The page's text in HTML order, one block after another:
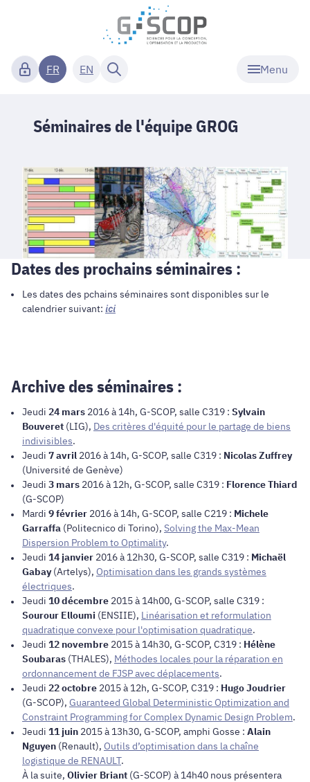
Menu
FR EN
Séminaires de l'équipe GROG
Dates des prochains séminaires :
Les dates des pchains séminaires sont disponibles sur le
calendrier suivant: ici
Archive des séminaires :
Jeudi 24 mars 2016 à 14h, G-SCOP, salle C319 : Sylvain
Bouveret (LIG), Des critères d'équité pour le partage de biens
indivisibles.
Jeudi 7 avril 2016 à 14h, G-SCOP, salle C319 : Nicolas Zuffrey
(Université de Genève)
Jeudi 3 mars 2016 à 12h, G-SCOP, salle C319 : Florence Thiard
(G-SCOP)
Mardi 9 février 2016 à 14h, G-SCOP, salle C219 : Michele
Garraffa (Politecnico di Torino), Solving the Max-Mean
Dispersion Problem to Optimality.
Jeudi 14 janvier 2016 à 12h30, G-SCOP, salle C319 : Michaël
Gabay(Artelys), Optimisation dans les grands systèmes
électriques.
Jeudi 10 décembre 2015 à 14h00, G-SCOP, salle C319 :
Sourour Elloumi (ENSIIE), Linéarisation et reformulation
quadratique convexe pour l'optimisation quadratique.
Jeudi 12 novembre 2015 à 14h30, G-SCOP, C319 : Hélène
Soubaras (THALES), Méthodes locales pour la réparation en
ordonnancement de FJSP avec déplacements.
Jeudi 22 octobre 2015 à 12h, G-SCOP, C319 : Hugo Joudrier
(G-SCOP), Guaranteed Global Deterministic Optimization and
Constraint Programming for Complex Dynamic Design Problem.
Jeudi 11 juin 2015 à 13h30, G-SCOP, amphi Gosse : Alain
Nguyen (Renault), Outils d’optimisation dans la chaîne
logistique de RENAULT.
À la suite, Olivier Briant (G-SCOP) à 14h40 nous présentera